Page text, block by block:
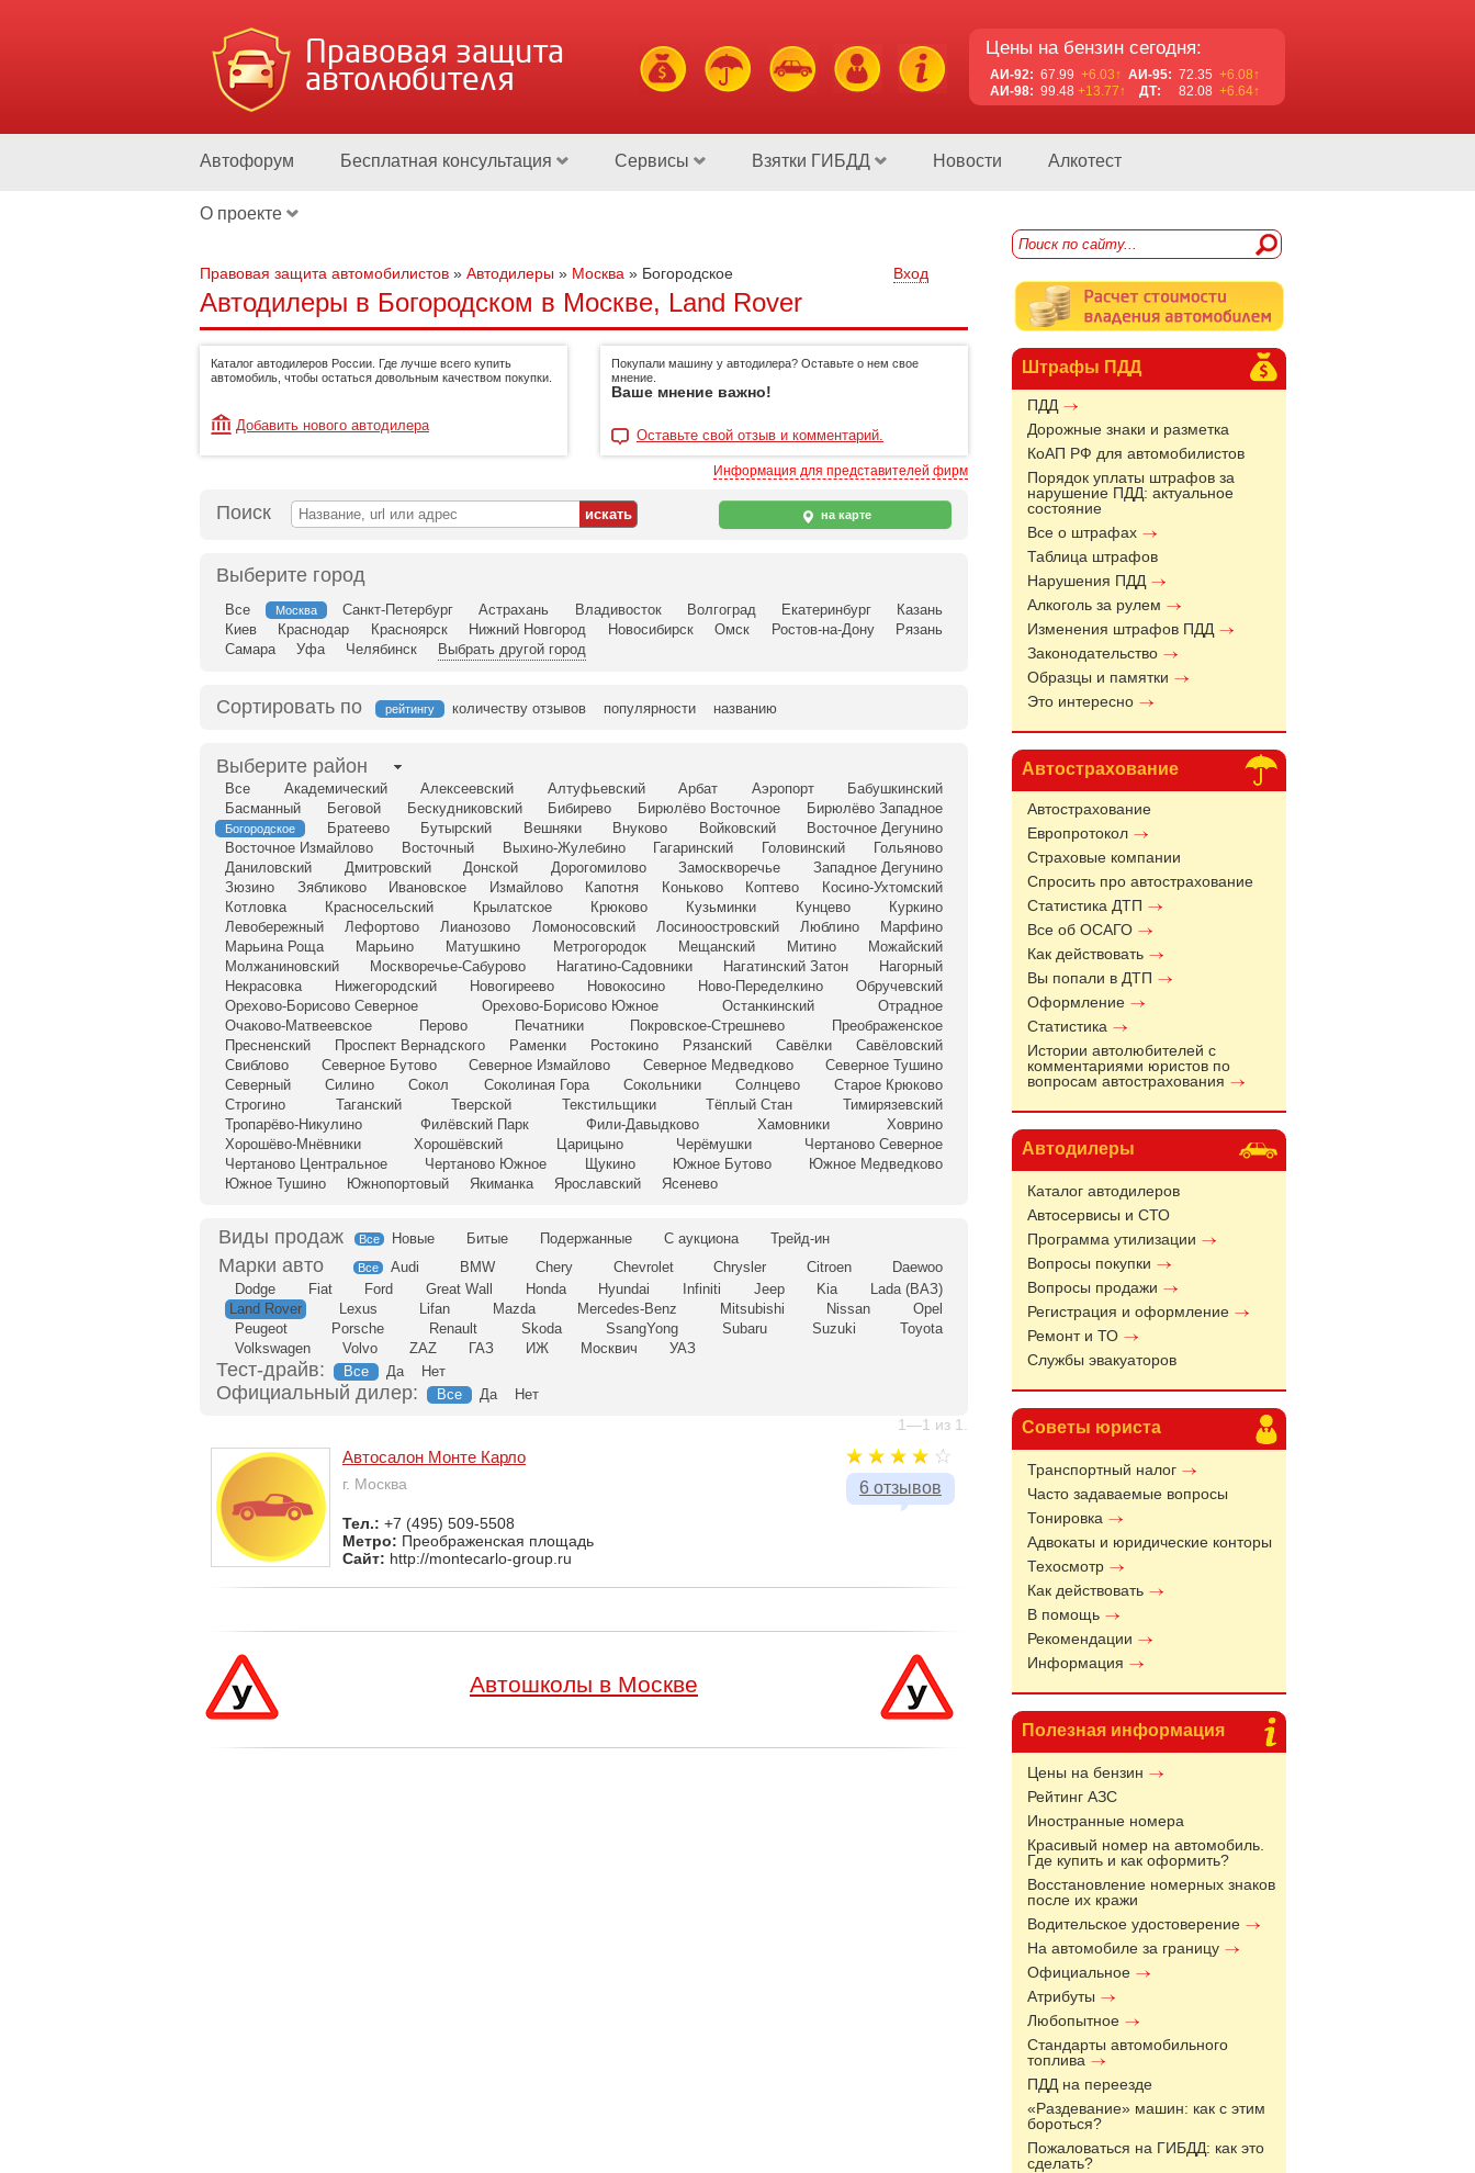
Правовая защита
автолюбителя
Цены на бензин сегодня:
АИ-92: 67.99 +6.03↑ АИ-95: 72.35 +6.08↑
АИ-98: 99.48 +13.77↑ ДТ: 82.08 +6.64↑
Автофорум Бесплатная консультация Сервисы Взятки ГИБДД Новости Алкотест
О проекте
Штрафы ПДД
ПДД
Дорожные знаки и разметка
КоАП РФ для автомобилистов
Порядок уплаты штрафов за
нарушение ПДД: актуальное
состояние
Все о штрафах
Таблица штрафов
Нарушения ПДД
Алкоголь за рулем
Изменения штрафов ПДД
Законодательство
Образцы и памятки
Это интересно
Автострахование
Автострахование
Европротокол
Страховые компании
Спросить про автострахование
Статистика ДТП
Все об ОСАГО
Как действовать
Вы попали в ДТП
Оформление
Статистика
Истории автолюбителей с
комментариями юристов по
вопросам автострахования
Автодилеры
Каталог автодилеров
Автосервисы и СТО
Программа утилизации
Вопросы покупки
Вопросы продажи
Регистрация и оформление
Ремонт и ТО
Службы эвакуаторов
Советы юриста
Транспортный налог
Часто задаваемые вопросы
Тонировка
Адвокаты и юридические конторы
Техосмотр
Как действовать
В помощь
Рекомендации
Информация
Полезная информация
Цены на бензин
Рейтинг АЗС
Иностранные номера
Красивый номер на автомобиль.
Где купить и как оформить?
Восстановление номерных знаков
после их кражи
Водительское удостоверение
На автомобиле за границу
Официальное
Атрибуты
Любопытное
Стандарты автомобильного
топлива
ПДД на переезде
«Раздевание» машин: как с этим
бороться?
Пожаловаться на ГИБДД: как это
сделать?
Правовая защита автомобилистов » Автодилеры » Москва » Богородское Вход
Автодилеры в Богородском в Москве, Land Rover
Каталог автодилеров России. Где лучше всего купить
автомобиль, чтобы остаться довольным качеством покупки.
Добавить нового автодилера
Покупали машину у автодилера? Оставьте о нем свое
мнение.
Ваше мнение важно!
Оставьте свой отзыв и комментарий.
Информация для представителей фирм
Поиск на карте
Выберите город
Все Москва Санкт-Петербург Астрахань Владивосток Волгоград Екатеринбург
Казань
Киев
Краснодар Красноярск Нижний Новгород Новосибирск Омск Ростов-на-Дону
Рязань
Самара
Уфа Челябинск Выбрать другой город
Сортировать по рейтингу количеству отзывов популярности названию
Выберите район
Все Академический Алексеевский Алтуфьевский Арбат Аэропорт
Бабушкинский
Басманный
Беговой Бескудниковский Бибирево Бирюлёво Восточное Бирюлёво Западное
Богородское Братеево Бутырский Вешняки Внуково Войковский
Восточное Дегунино
Восточное Измайлово
Восточный Выхино-Жулебино Гагаринский Головинский
Гольяново
Даниловский
Дмитровский Донской Дорогомилово Замоскворечье
Западное Дегунино
Зюзино
Зябликово Ивановское Измайлово Капотня Коньково Коптево
Косино-Ухтомский
Котловка
Красносельский Крылатское Крюково Кузьминки Кунцево
Куркино
Левобережный
Лефортово Лианозово Ломоносовский Лосиноостровский Люблино
Марфино
Марьина Роща
Марьино Матушкино Метрогородок Мещанский Митино
Можайский
Молжаниновский
Москворечье-Сабурово Нагатино-Садовники Нагатинский Затон
Нагорный
Некрасовка
Нижегородский Новогиреево Новокосино Ново-Переделкино
Обручевский
Орехово-Борисово Северное
Орехово-Борисово Южное Останкинский
Отрадное
Очаково-Матвеевское
Перово Печатники Покровское-Стрешнево
Преображенское
Пресненский
Проспект Вернадского Раменки Ростокино Рязанский Савёлки
Савёловский
Свиблово
Северное Бутово Северное Измайлово Северное Медведково
Северное Тушино
Северный
Силино Сокол Соколиная Гора Сокольники Солнцево
Старое Крюково
Строгино
Таганский Тверской Текстильщики Тёплый Стан
Тимирязевский
Тропарёво-Никулино
Филёвский Парк Фили-Давыдково Хамовники
Ховрино
Хорошёво-Мнёвники
Хорошёвский Царицыно Черёмушки
Чертаново Северное
Чертаново Центральное
Чертаново Южное Щукино Южное Бутово
Южное Медведково
Южное Тушино
Южнопортовый Якиманка Ярославский Ясенево
Все Новые Битые Подержанные С аукциона Трейд-ин
Все Audi BMW Chery Chevrolet Chrysler Citroen
Daewoo
Dodge
Fiat Ford Great Wall Honda Hyundai Infiniti Jeep Kia
Lada (ВАЗ)
Land Rover
Lexus Lifan Mazda Mercedes-Benz Mitsubishi Nissan
Opel
Peugeot
Porsche Renault Skoda SsangYong Subaru Suzuki
Toyota
Volkswagen
Volvo ZAZ ГАЗ ИЖ Москвич УАЗ
Тест-драйв: Все Да Нет
Официальный дилер: Все Да Нет
1—1 из 1.
6 отзывов
Автосалон Монте Карло
г. Москва
Тел.: +7 (495) 509-5508
Метро: Преображенская площадь
Сайт: http://montecarlo-group.ru
Автошколы в Москве